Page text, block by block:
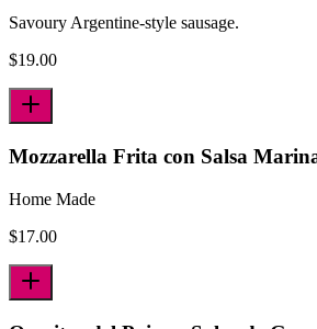
Savoury Argentine-style sausage.
$19.00
Mozzarella Frita con Salsa
Home Made
$17.00